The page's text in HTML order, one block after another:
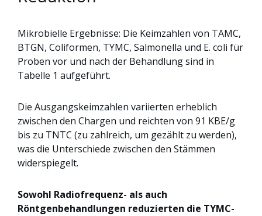
Mikrobielle Ergebnisse: Die Keimzahlen von TAMC,
BTGN, Coliformen, TYMC, Salmonella und E. coli für
Proben vor und nach der Behandlung sind in
Tabelle 1 aufgeführt.
Die Ausgangskeimzahlen variierten erheblich
zwischen den Chargen und reichten von 91 KBE/g
bis zu TNTC (zu zahlreich, um gezählt zu werden),
was die Unterschiede zwischen den Stämmen
widerspiegelt.
Sowohl Radiofrequenz- als auch
Röntgenbehandlungen reduzierten die TYMC-